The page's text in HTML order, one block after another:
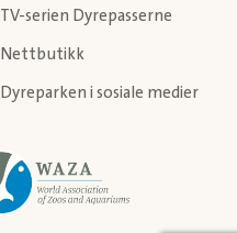
TV-serien Dyrepasserne
Nettbutikk
Dyreparken i sosiale medier